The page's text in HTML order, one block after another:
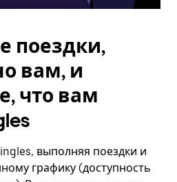
поездки,
вам, и
что вам
выполняя поездки и
графику (доступность